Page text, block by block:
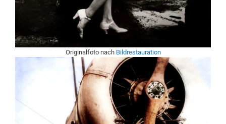
Originalfoto nach Bildrestauration